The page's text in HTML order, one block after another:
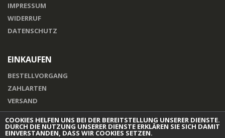
IMPRESSUM
WIDERRUF
DATENSCHUTZ
EINKAUFEN
BESTELLVORGANG
ZAHLARTEN
VERSAND
COOKIES HELFEN UNS BEI DER BEREITSTELLUNG UNSERER DIENSTE.
DURCH DIE NUTZUNG UNSERER DIENSTE ERKLÄREN SIE SICH DAMIT
EINVERSTANDEN, DASS WIR COOKIES SETZEN.